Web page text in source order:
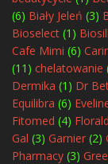
(6) Biały Jeleń (3)
Bioselect (1)
Cafe Mimi (6)
(11) chelatowanie
Dermika (1) Dr
Equilibra (6)
Fitomed (4)
Gal (3) Garnier (2)
Pharmacy (3)